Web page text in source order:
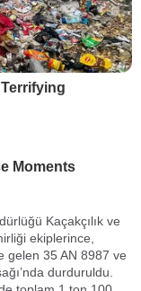
Kaçakçılık ve
ekiplerince,
gelen 35 AN 8987 ve
durduruldu.